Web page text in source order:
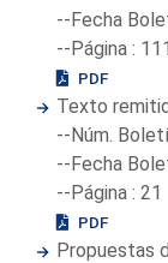
--Fecha
--Página : 111
PDF
Texto
--Núm.
--Fecha
--Página : 21
PDF
Propuestas